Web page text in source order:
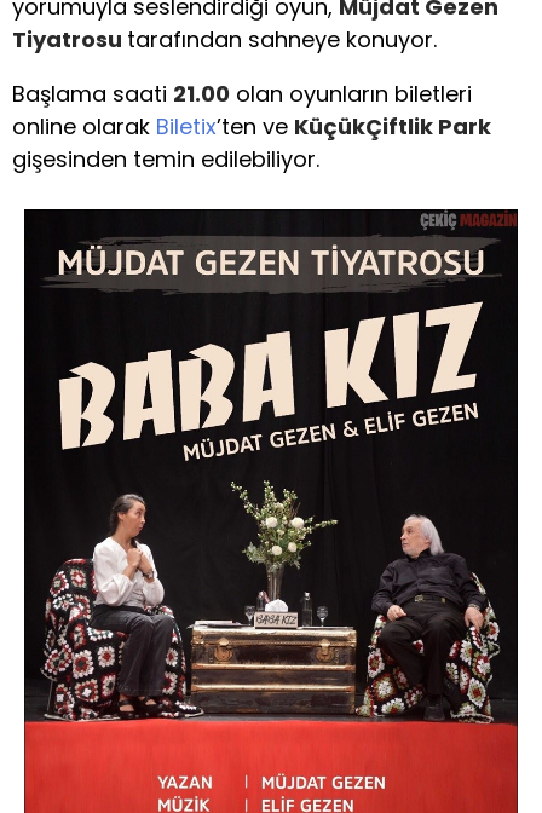
yorumuyla seslendirdiği oyun, Müjdat Gezen
Tiyatrosu tarafından sahneye konuyor.
Başlama saati 21.00 olan oyunların biletleri
online olarak Biletix’ten ve KüçükÇiftlik Park
gişesinden temin edilebiliyor.